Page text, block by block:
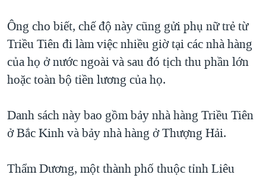
Ông cho biết, chế độ này cũng gửi phụ nữ trẻ từ
Triều Tiên đi làm việc nhiều giờ tại các nhà hàng
của họ ở nước ngoài và sau đó tịch thu phần lớn
hoặc toàn bộ tiền lương của họ.
Danh sách này bao gồm bảy nhà hàng Triều Tiên
ở Bắc Kinh và bảy nhà hàng ở Thượng Hải.
Thẩm Dương, một thành phố thuộc tỉnh Liêu